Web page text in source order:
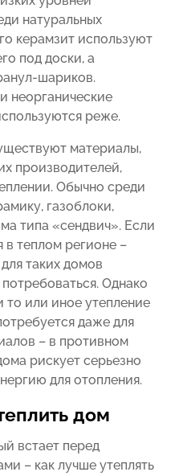
натуральных
керамзит используют
под доски, а
шариков.
неорганические
реже.
материалы,
производителей,
Обычно среди
газоблоки,
типа «сендвич». Если
в теплом регионе –
таких домов
Однако
то или иное утепление
даже для
– в противном
рискует серьезно
для отопления.
дом
встает перед
– как лучше утеплять